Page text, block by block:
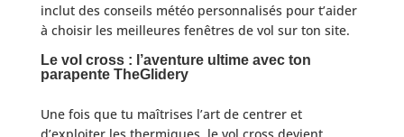
inclut des conseils météo personnalisés pour t’aider
à choisir les meilleures fenêtres de vol sur ton site.
Le vol cross : l’aventure ultime avec ton
parapente TheGlidery
Une fois que tu maîtrises l’art de centrer et
d’exploiter les thermiques, le vol cross devient